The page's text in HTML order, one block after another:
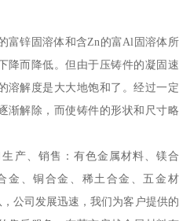
富锌固溶体和含Zn的富Al固溶体所
降而降低。但由于压铸件的凝固速
溶解度是大大地饱和了。经过一定
渐解除，而使铸件的形状和尺寸略
产、销售：有色金属材料、镁合
金、铜合金、稀土合金、五金材
公司发展迅速，我们为客户提供的